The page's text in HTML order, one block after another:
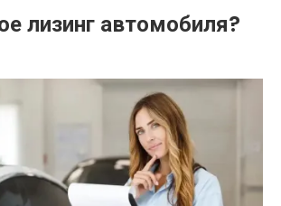
лизинг автомобиля?